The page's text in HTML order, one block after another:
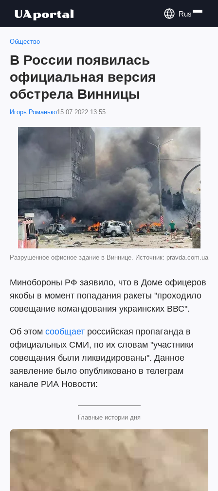
Rus
Общество
В России появилась
официальная версия
обстрела Винницы
Игорь Романько15.07.2022 13:55
Разрушенное офисное здание в Виннице. Источник: pravda.com.ua
Минобороны РФ заявило, что в Доме офицеров
якобы в момент попадания ракеты "проходило
совещание командования украинских ВВС".
Об этом сообщает российская пропаганда в
официальных СМИ, по их словам "участники
совещания были ликвидированы". Данное
заявление было опубликовано в телеграм
канале РИА Новости:
Главные истории дня